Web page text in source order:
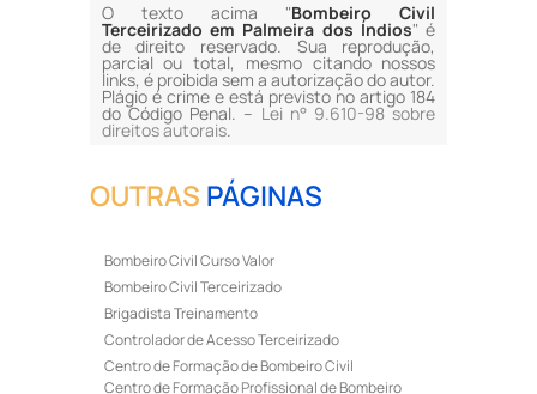
O texto acima "Bombeiro Civil
Terceirizado em Palmeira dos Índios" é
de direito reservado. Sua reprodução,
parcial ou total, mesmo citando nossos
links, é proibida sem a autorização do autor.
Plágio é crime e está previsto no artigo 184
do Código Penal. – Lei n° 9.610-98 sobre
direitos autorais.
OUTRAS PÁGINAS
Bombeiro Civil Curso Valor
Bombeiro Civil Terceirizado
Brigadista Treinamento
Controlador de Acesso Terceirizado
Centro de Formação de Bombeiro Civil
Centro de Formação Profissional de Bombeiro